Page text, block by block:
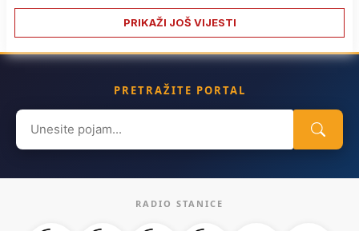
PRIKAŽI JOŠ VIJESTI
PRETRAŽITE PORTAL
Search
for:
RADIO STANICE